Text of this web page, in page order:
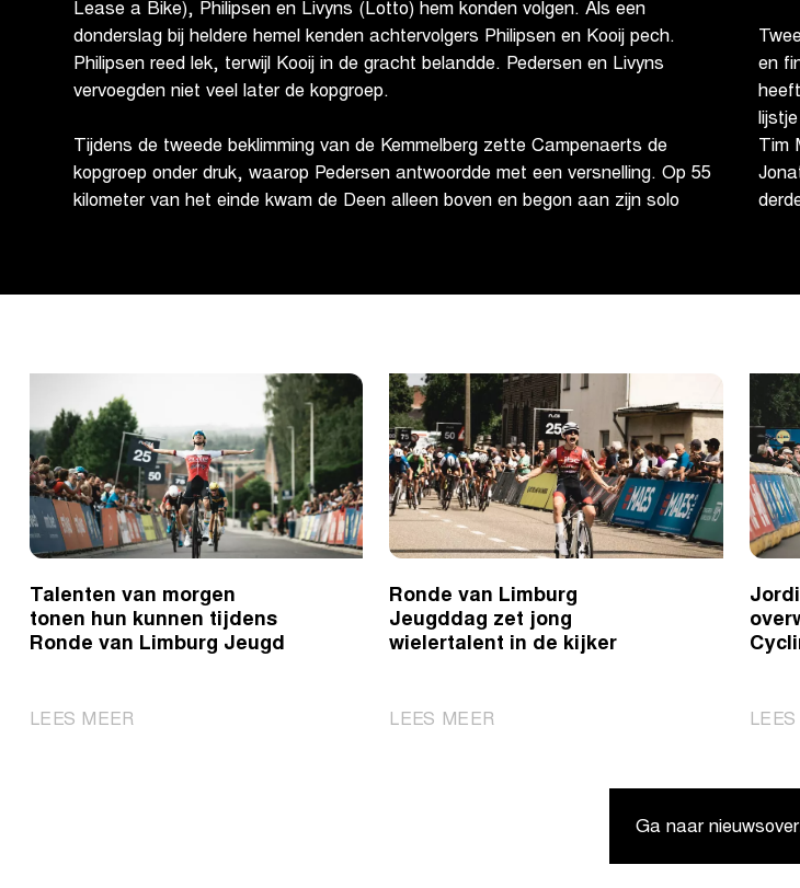
Lease a Bike), Philipsen en Livyns (Lotto) hem konden volgen. Als een
donderslag bij heldere hemel kenden achtervolgers Philipsen en Kooij pech.
Philipsen reed lek, terwijl Kooij in de gracht belandde. Pedersen en Livyns
vervoegden niet veel later de kopgroep.
Tijdens de tweede beklimming van de Kemmelberg zette Campenaerts de
kopgroep onder druk, waarop Pedersen antwoordde met een versnelling. Op 55
kilometer van het einde kwam de Deen alleen boven en begon aan zijn solo
en
Tim
Talenten van morgen
tonen hun kunnen tijdens
Ronde van Limburg Jeugd
LEES MEER|
Ronde van Limburg
Jeugddag zet jong
wielertalent in de kijker
LEES MEER|
Ga naar